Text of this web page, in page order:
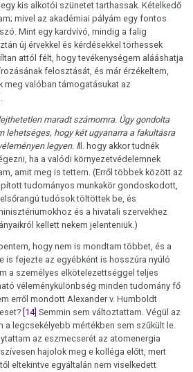
kis alkotói szünetet tarthassak. Kételkedő
mivel az akadémiai pályám egy fontos
Mint egy kardvívó, mindig a falig
új érvekkel és kérdésekkel törhessek
attól félt, hogy tevékenységem alááshatja
felosztását, és már érzékeltem,
meg valóban támogatásukat az
maradt számomra. Úgy gondolta
lehetséges, hogy két ugyanarra a fakultásra
legyen. Ill. hogy akkor tudnék
ha a valódi környezetvédelemnek
amit meg is tettem. (Erről többek között az
tudományos munkakör gondoskodott,
tudósok töltöttek be, és
és a hivatali szervekhez
kellett nekem jelenteniük.)
hogy nem is mondtam többet, és a
is fejezte az egyébként is hosszúra nyúló
a személyes elkötelezettséggel teljes
véleménykülönbség minden tudomány fő
erről mondott Alexander v. Humboldt
[14] Semmin sem változtattam. Végül az
a legcsekélyebb mértékben sem szűkült le.
az eszmecserét az atomenergia
hajolok meg e kolléga előtt, mert
eltekintve egyáltalán nem viselkedett